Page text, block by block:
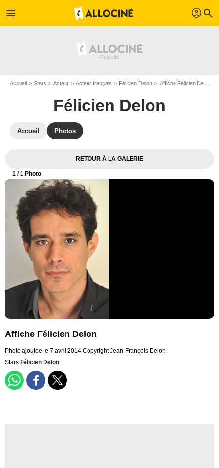
menu profil search
Accueil Stars Acteur Acteur français Félicien Delon Affiche Félicien Delon
Félicien Delon
Accueil Photos
RETOUR À LA GALERIE
1 / 1 Photo
Affiche Félicien Delon
Photo ajoutée le 7 avril 2014 Copyright Jean-François Delon
Stars Félicien Delon